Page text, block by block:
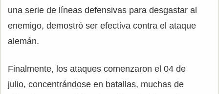
una serie de líneas defensivas para desgastar al
enemigo, demostró ser efectiva contra el ataque
alemán.
Finalmente, los ataques comenzaron el 04 de
julio, concentrándose en batallas, muchas de